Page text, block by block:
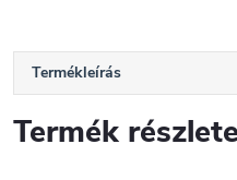
Termékleírás
Termék